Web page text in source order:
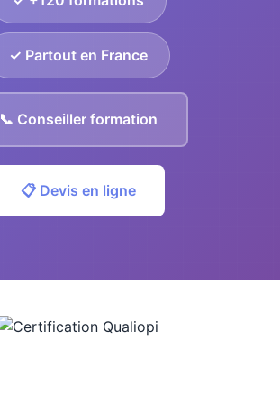
✓ Partout en France
📞 Conseiller formation
📋 Devis en ligne